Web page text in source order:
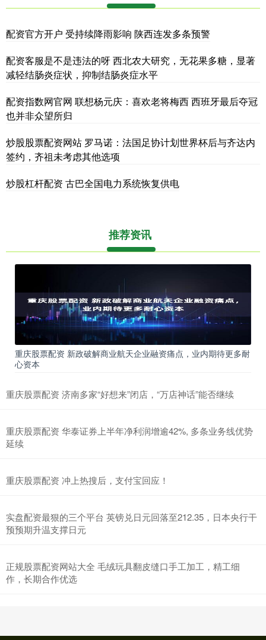
配资官方开户 受持续降雨影响 陕西连发多条预警
配资客服是不是违法的呀 西北农大研究，无花果多糖，显著
减轻结肠炎症状，抑制结肠炎症水平
配资指数网官网 联想杨元庆：喜欢老将梅西 西班牙最后夺冠
也并非众望所归
炒股股票配资网站 罗马诺：法国足协计划世界杯后与齐达内
签约，齐祖未考虑其他选项
炒股杠杆配资 古巴全国电力系统恢复供电
推荐资讯
重庆股票配资 新政破解商业航天企业融资痛点，业内期待更多耐
心资本
重庆股票配资 济南多家“好想来”闭店，“万店神话”能否继续
重庆股票配资 华泰证券上半年净利润增逾42%, 多条业务线优势
延续
重庆股票配资 冲上热搜后，支付宝回应！
实盘配资最狠的三个平台 英镑兑日元回落至212.35，日本央行干
预预期升温支撑日元
正规股票配资网站大全 毛绒玩具翻皮缝口手工加工，精工细
作，长期合作优选